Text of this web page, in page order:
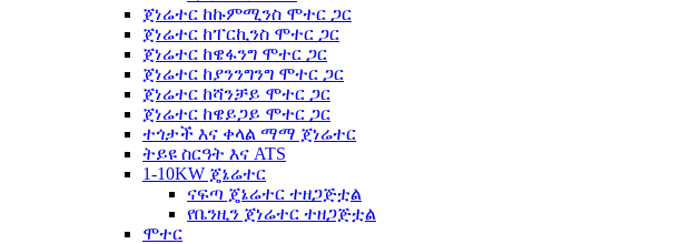
ጀነሬተር ከኩምሚንስ ሞተር ጋር
ጀነሬተር ከፐርኪንስ ሞተር ጋር
ጀነሬተር ከዌፋንግ ሞተር ጋር
ጀነሬተር ከያንንግንግ ሞተር ጋር
ጀነሬተር ከሻንቻይ ሞተር ጋር
ጀነሬተር ከዌይጋይ ሞተር ጋር
ተጎታች እና ቀላል ማማ ጀነሬተር
ትይዩ ስርዓት እና ATS
1-10KW ጄኔሬተር
ናፍጣ ጄኔሬተር ተዘጋጅቷል
የቤንዚን ጀነሬተር ተዘጋጅቷል
ሞተር